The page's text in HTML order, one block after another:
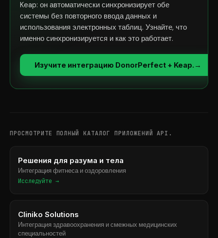
Keap: он автоматически синхронизирует обе
системы без повторного ввода данных и
использования электронных таблиц. Узнайте, что
именно синхронизируется и как это работает.
Изучите интеграцию DonorPerfect + Keap. →
ПРОСМОТРИТЕ ПОЛНЫЙ КАТАЛОГ ПРИЛОЖЕНИЙ API.
Решения для разума и тела
Интеграция фитнеса и оздоровления
Исследуйте →
Cliniko Solutions
Интеграция здравоохранения и смежных медицинских
специальностей